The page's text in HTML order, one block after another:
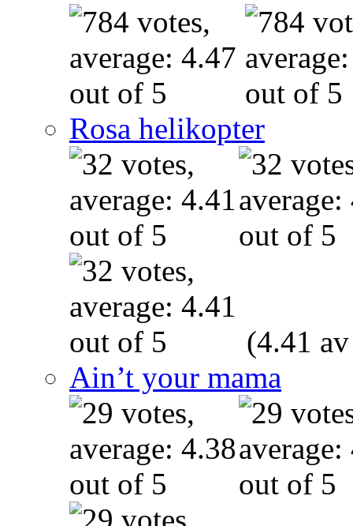
Rosa helikopter
(4.41
Ain’t your mama